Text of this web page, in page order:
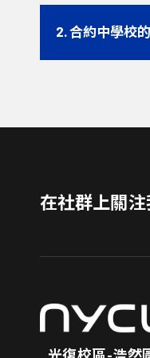
2. 合約中學校
在社群上關注
光復校區-浩然